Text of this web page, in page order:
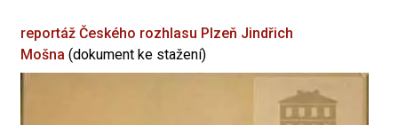
reportáž Českého rozhlasu Plzeň Jindřich
Mošna (dokument ke stažení)